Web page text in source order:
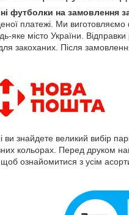
футболки на замовлення
платежі. Ми
яке місто України.
закоханих. Після
знайдете великий вибір
кольорах. Перед друком
ознайомитися з усім